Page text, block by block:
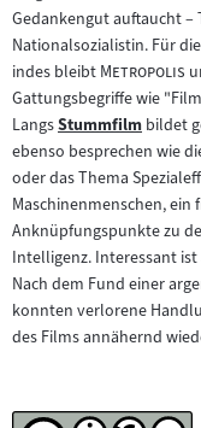
Gedankengut auftaucht
Nationalsozialistin. Für
indes bleibt "Metropolis "
Gattungsbegriffe wie
LangsZum
Inhalt:
Stummfilm bildet
ebenso besprechen wie
oder das Thema
Maschinenmenschen, ein
Anknüpfungspunkte zu
Intelligenz. Interessant
Nach dem Fund einer
konnten verlorene
des Films annähernd